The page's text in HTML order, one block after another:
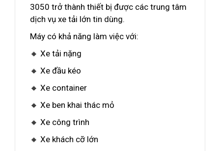
3050 trở thành thiết bị được các trung tâm
dịch vụ xe tải lớn tin dùng.
Máy có khả năng làm việc với:
🔸 Xe tải nặng
🔸 Xe đầu kéo
🔸 Xe container
🔸 Xe ben khai thác mỏ
🔸 Xe công trình
🔸 Xe khách cỡ lớn